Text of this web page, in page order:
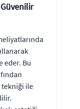
eder. Bu
tekniği ile